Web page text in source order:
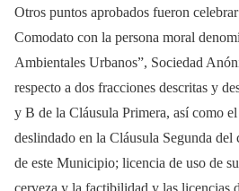
Otros puntos aprobados fueron
Comodato con la persona moral
Ambientales Urbanos”, Sociedad
respecto a dos fracciones descritas y
y B de la Cláusula Primera, así como
deslindado en la Cláusula Segunda
de este Municipio; licencia de uso de
cerveza y la factibilidad y las licencias